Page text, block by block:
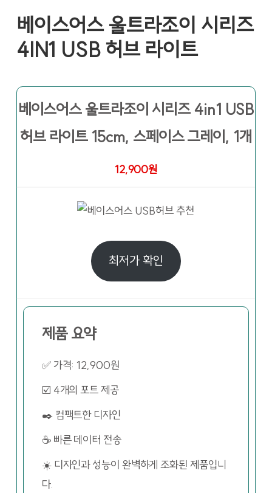
베이스어스 울트라조이 시리즈
4IN1 USB 허브 라이트
베이스어스 울트라조이 시리즈 4in1 USB
허브 라이트 15cm, 스페이스 그레이, 1개
12,900원
최저가 확인
제품 요약
✅ 가격: 12,900원
☑️ 4개의 포트 제공
✒️ 컴팩트한 디자인
☕ 빠른 데이터 전송
☀️ 디자인과 성능이 완벽하게 조화된 제품입니
다.